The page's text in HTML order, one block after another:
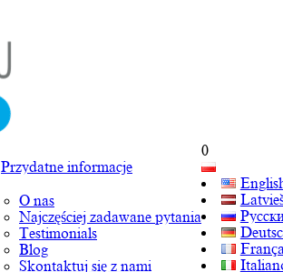
Przydatne informacje
O nas
Najczęściej zadawane pytania
Testimonials
Blog
Skontaktuj się z nami
0